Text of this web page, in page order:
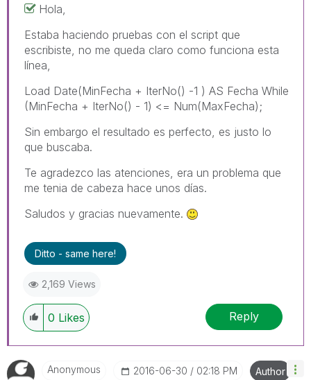
Hola,
Estaba haciendo pruebas con el script que
escribiste, no me queda claro como funciona esta
línea,
Load Date(MinFecha + IterNo() -1 ) AS Fecha While
(MinFecha + IterNo() - 1) <= Num(MaxFecha);
Sin embargo el resultado es perfecto, es justo lo
que buscaba.
Te agradezco las atenciones, era un problema que
me tenia de cabeza hace unos días.
Saludos y gracias nuevamente.
Ditto - same here!
2,169 Views
0 Likes Reply
Anonymous ‎2016-06-30 02:18 PM Author